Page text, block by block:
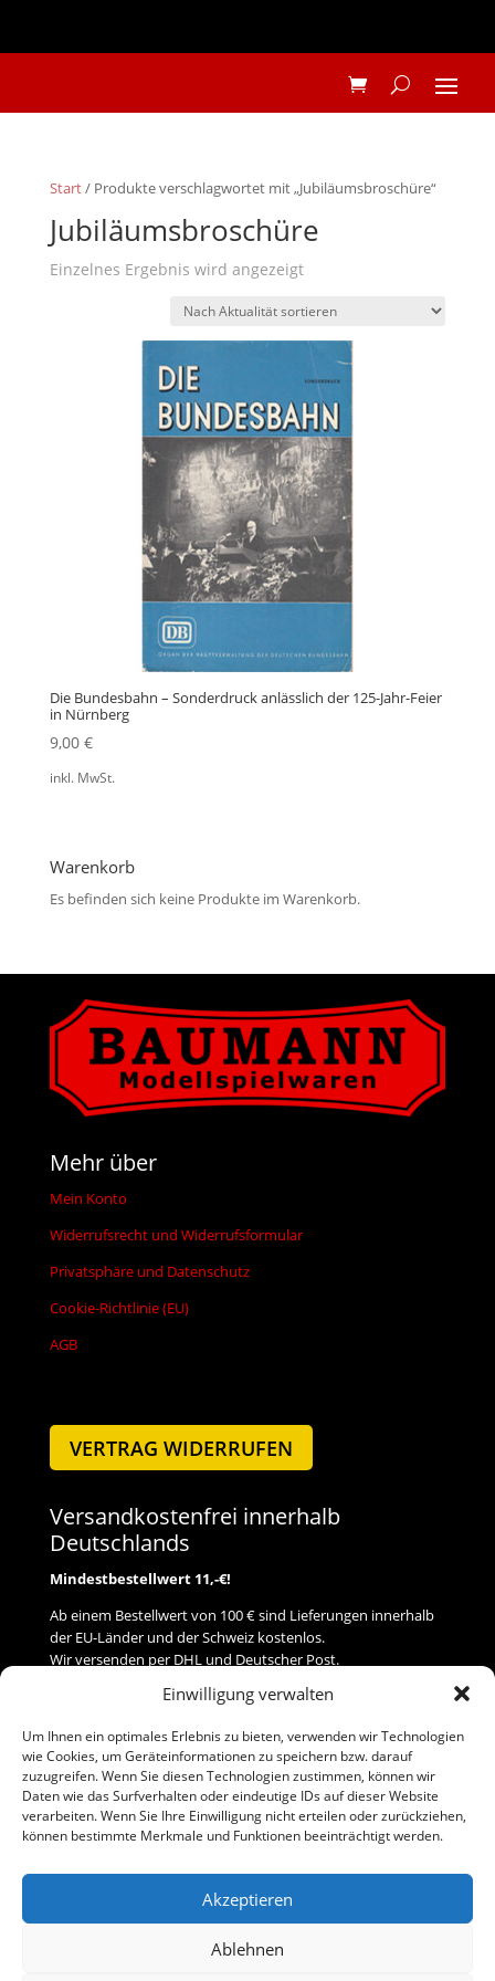
Einwilligung verwalten
Um Ihnen ein optimales Erlebnis zu bieten, verwenden wir Technologien
wie Cookies, um Geräteinformationen zu speichern bzw. darauf
zuzugreifen. Wenn Sie diesen Technologien zustimmen, können wir
Daten wie das Surfverhalten oder eindeutige IDs auf dieser Website
verarbeiten. Wenn Sie Ihre Einwilligung nicht erteilen oder zurückziehen,
können bestimmte Merkmale und Funktionen beeinträchtigt werden.
Akzeptieren
Ablehnen
Start/ Produkte verschlagwortet mit „Jubiläumsbroschüre“
Jubiläumsbroschüre
Einzelnes Ergebnis wird angezeigt
Die Bundesbahn – Sonderdruck anlässlich der 125-Jahr-Feier
in Nürnberg
9,00 €
inkl. MwSt.
Warenkorb
Es befinden sich keine Produkte im Warenkorb.
Mehr über
Mein Konto
Widerrufsrecht und Widerrufsformular
Privatsphäre und Datenschutz
Cookie-Richtlinie (EU)
AGB
VERTRAG WIDERRUFEN
Versandkostenfrei innerhalb
Deutschlands
Mindestbestellwert 11,-€!
Ab einem Bestellwert von 100 € sind Lieferungen innerhalb
der EU-Länder und der Schweiz kostenlos.
Wir versenden per DHL und Deutscher Post.
Versand
Zahlung
Baumann Modellspielwaren
Telefon (0 91 61) 33 84